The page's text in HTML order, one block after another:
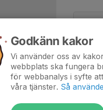
Godkänn kakor
Vi använder oss av
webbplats ska fungera
för webbanalys i syfte
våra tjänster. Så